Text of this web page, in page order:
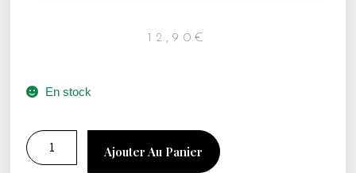
12,90 €
En stock
Ajouter Au Panier